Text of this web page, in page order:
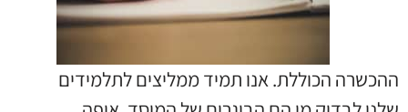
ההכשרה הכוללת. אנו תמיד ממליצים לתלמידים